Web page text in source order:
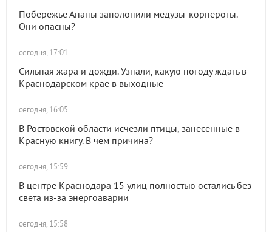
Побережье Анапы заполонили медузы-корнероты.
Они опасны?
сегодня, 17:01
Сильная жара и дожди. Узнали, какую погоду ждать в
Краснодарском крае в выходные
сегодня, 16:05
В Ростовской области исчезли птицы, занесенные в
Красную книгу. В чем причина?
сегодня, 15:59
В центре Краснодара 15 улиц полностью остались без
света из-за энергоаварии
сегодня, 15:58